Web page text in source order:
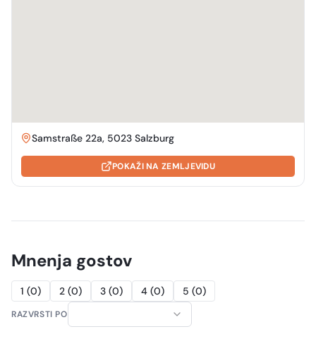
Samstraße 22a, 5023 Salzburg
POKAŽI NA ZEMLJEVIDU
Mnenja gostov
1 (0) 2 (0) 3 (0) 4 (0) 5 (0)
RAZVRSTI PO